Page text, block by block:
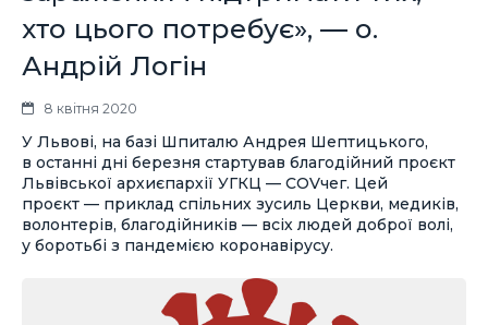
хто цього потребує», — о.
Андрій Логін
8 квітня 2020
У Львові, на базі Шпиталю Андрея Шептицького,
в останні дні березня стартував благодійний проєкт
Львівської архиєпархії УГКЦ — COVчег. Цей
проєкт — приклад спільних зусиль Церкви, медиків,
волонтерів, благодійників — всіх людей доброї волі,
у боротьбі з пандемією коронавірусу.